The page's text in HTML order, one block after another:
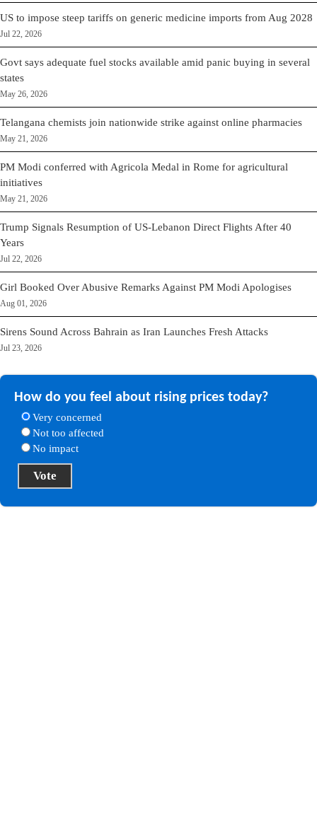
US to impose steep tariffs on generic medicine imports from Aug 2028
Jul 22, 2026
Govt says adequate fuel stocks available amid panic buying in several
states
May 26, 2026
Telangana chemists join nationwide strike against online pharmacies
May 21, 2026
PM Modi conferred with Agricola Medal in Rome for agricultural
initiatives
May 21, 2026
Trump Signals Resumption of US-Lebanon Direct Flights After 40
Years
Jul 22, 2026
Girl Booked Over Abusive Remarks Against PM Modi Apologises
Aug 01, 2026
Sirens Sound Across Bahrain as Iran Launches Fresh Attacks
Jul 23, 2026
How do you feel about rising prices today?
Very concerned
Not too affected
No impact